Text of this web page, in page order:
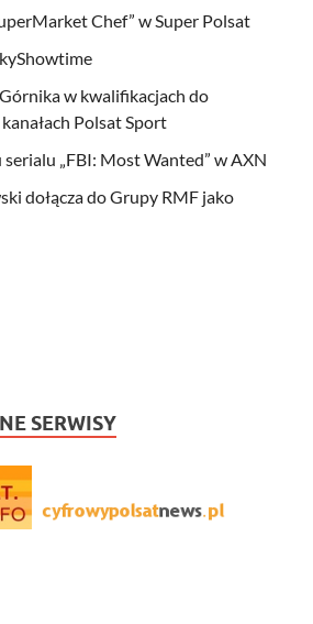
Chef” w Super Polsat
w kwalifikacjach do
Polsat Sport
serialu „FBI: Most Wanted” w AXN
dołącza do Grupy RMF jako
SERWISY